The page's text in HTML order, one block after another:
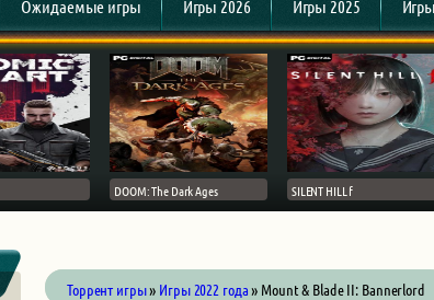
Ожидаемые игры Игры 2026 Игры 2025
DOOM: The Dark Ages SILENT HILL f
Торрент игры» Игры 2022 года» Mount & Blade II: Bannerlord